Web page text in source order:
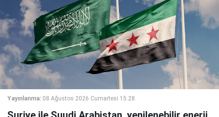
Yayınlanma: 08 Ağustos 2026 Cumartesi 15:28